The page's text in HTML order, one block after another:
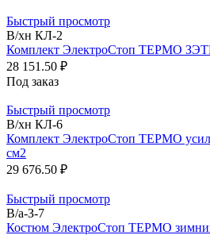
Быстрый просмотр
В/хн КЛ-2
Комплект ЭлектроСтоп ТЕРМО
28 151.50 ₽
Под заказ
Быстрый просмотр
В/хн КЛ-6
Комплект ЭлектроСтоп ТЕРМО
см2
29 676.50 ₽
Быстрый просмотр
В/а-З-7
Костюм ЭлектроСтоп ТЕРМО